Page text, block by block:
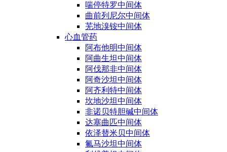
喘停特罗中间体
曲前列尼尔中间体
芜地溴铵中间体
心血管药
阿布他明中间体
阿曲生坦中间体
阿伐那非中间体
阿奇沙坦中间体
阿齐利特中间体
坎地沙坦中间体
非诺贝特胆碱中间体
达塞曲匹中间体
依泽替米贝中间体
氟马沙坦中间体